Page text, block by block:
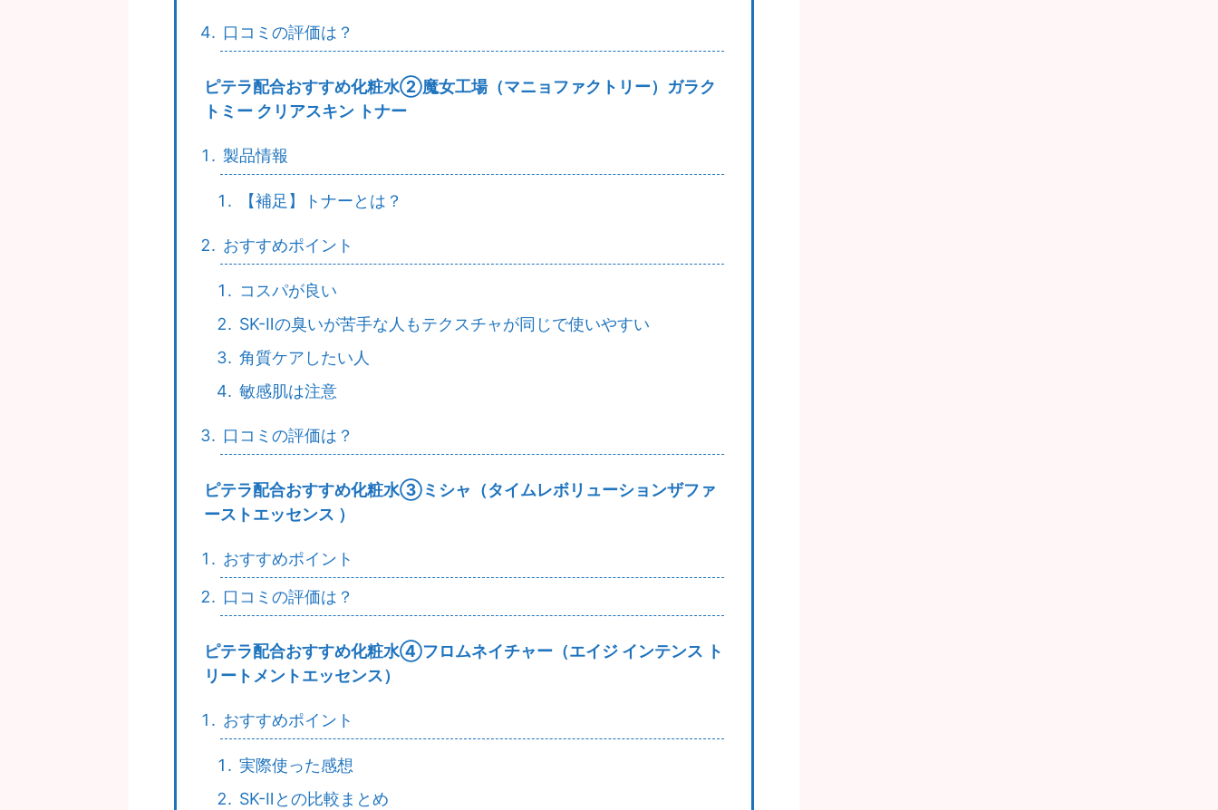
口コミの評価は？
ピテラ配合おすすめ化粧水②魔女工場（マニョファクトリー）ガラク
トミー クリアスキン トナー
製品情報
【補足】トナーとは？
おすすめポイント
コスパが良い
SK-Ⅱの臭いが苦手な人もテクスチャが同じで使いやすい
角質ケアしたい人
敏感肌は注意
口コミの評価は？
ピテラ配合おすすめ化粧水③ミシャ（タイムレボリューションザファ
ーストエッセンス ）
おすすめポイント
口コミの評価は？
ピテラ配合おすすめ化粧水④フロムネイチャー（エイジ インテンス ト
リートメントエッセンス）
おすすめポイント
実際使った感想
SK-Ⅱとの比較まとめ